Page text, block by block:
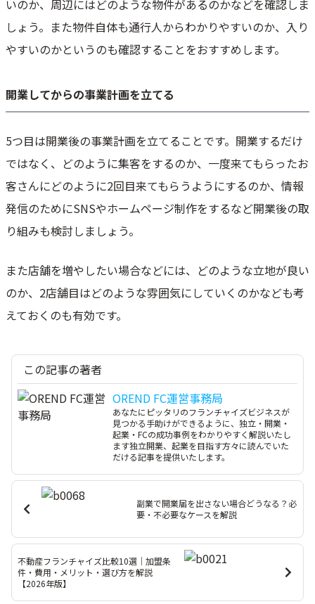
いのか、周辺にはどのような物件があるのかなどを確認しま
しょう。また物件自体も通行人からわかりやすいのか、入り
やすいのかというのも確認することをおすすめします。
開業してからの事業計画を立てる
5つ目は開業後の事業計画を立てることです。開業するだけ
ではなく、どのように集客をするのか、一度来てもらったお
客さんにどのように2回目来てもらうようにするのか、情報
発信のためにSNSやホームページ制作をするなど開業後の取
り組みも検討しましょう。
また店舗を増やしたい場合などには、どのような立地が良い
のか、2店舗目はどのような雰囲気にしていくのかなども考
えておくのも有効です。
この記事の著者
OREND FC運営事務局
あなたにピッタリのフランチャイズビジネスが
見つかる手助けができるように、独立・開業・
起業・FCの成功事例をわかりやすく解説いたし
ます独立開業、起業を目指す方々に読んでいた
だける記事を提供いたします。
副業で開業届を出さない場合どうなる？必
要・不必要なケースを解説
不動産フランチャイズ比較10選｜加盟条
件・費用・メリット・選び方を解説
【2026年版】